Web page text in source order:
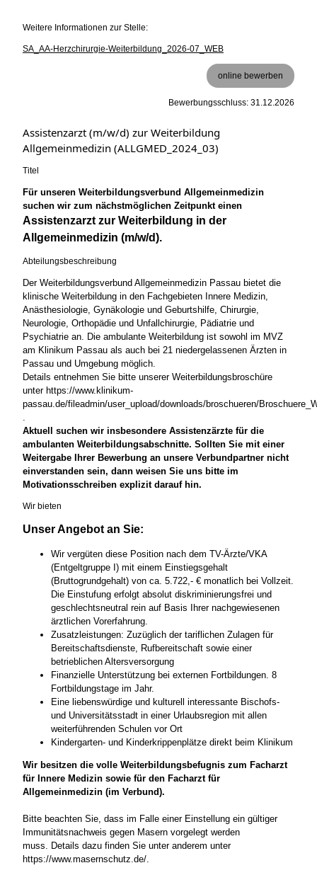
Weitere Informationen zur Stelle:
SA_AA-Herzchirurgie-Weiterbildung_2026-07_WEB
online bewerben
Bewerbungsschluss: 31.12.2026
Assistenzarzt (m/w/d) zur Weiterbildung
Allgemeinmedizin (ALLGMED_2024_03)
Titel
Für unseren Weiterbildungsverbund Allgemeinmedizin
suchen wir zum nächstmöglichen Zeitpunkt einen
Assistenzarzt zur Weiterbildung in der
Allgemeinmedizin (m/w/d).
Abteilungsbeschreibung
Der Weiterbildungsverbund Allgemeinmedizin Passau bietet die
klinische Weiterbildung in den Fachgebieten Innere Medizin,
Anästhesiologie, Gynäkologie und Geburtshilfe, Chirurgie,
Neurologie, Orthopädie und Unfallchirurgie, Pädiatrie und
Psychiatrie an. Die ambulante Weiterbildung ist sowohl im MVZ
am Klinikum Passau als auch bei 21 niedergelassenen Ärzten in
Passau und Umgebung möglich.
Details entnehmen Sie bitte unserer Weiterbildungsbroschüre
unter https://www.klinikum-
passau.de/fileadmin/user_upload/downloads/broschueren/
.
Aktuell suchen wir insbesondere Assistenzärzte für die
ambulanten Weiterbildungsabschnitte. Sollten Sie mit einer
Weitergabe Ihrer Bewerbung an unsere Verbundpartner nicht
einverstanden sein, dann weisen Sie uns bitte im
Motivationsschreiben explizit darauf hin.
Wir bieten
Unser Angebot an Sie:
Wir vergüten diese Position nach dem TV-Ärzte/VKA
(Entgeltgruppe I) mit einem Einstiegsgehalt
(Bruttogrundgehalt) von ca. 5.722,- € monatlich bei Vollzeit.
Die Einstufung erfolgt absolut diskriminierungsfrei und
geschlechtsneutral rein auf Basis Ihrer nachgewiesenen
ärztlichen Vorerfahrung.
Zusatzleistungen: Zuzüglich der tariflichen Zulagen für
Bereitschaftsdienste, Rufbereitschaft sowie einer
betrieblichen Altersversorgung
Finanzielle Unterstützung bei externen Fortbildungen. 8
Fortbildungstage im Jahr.
Eine liebenswürdige und kulturell interessante Bischofs-
und Universitätsstadt in einer Urlaubsregion mit allen
weiterführenden Schulen vor Ort
Kindergarten- und Kinderkrippenplätze direkt beim Klinikum
Wir besitzen die volle Weiterbildungsbefugnis zum Facharzt
für Innere Medizin sowie für den Facharzt für
Allgemeinmedizin (im Verbund).
Bitte beachten Sie, dass im Falle einer Einstellung ein gültiger
Immunitätsnachweis gegen Masern vorgelegt werden
muss. Details dazu finden Sie unter anderem unter
https://www.masernschutz.de/.